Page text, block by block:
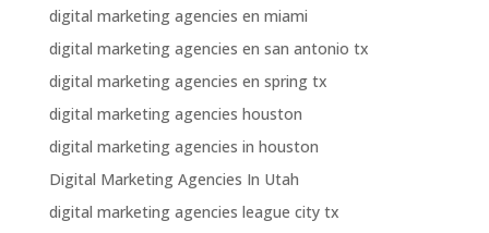
digital marketing agencies en miami
digital marketing agencies en san antonio tx
digital marketing agencies en spring tx
digital marketing agencies houston
digital marketing agencies in houston
Digital Marketing Agencies In Utah
digital marketing agencies league city tx